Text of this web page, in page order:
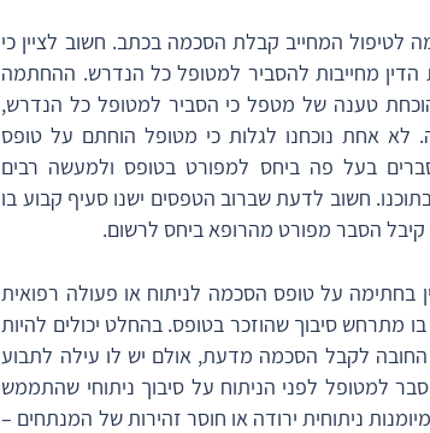
המחייב קבלת הסכמה בכתב. חשוב לציין כי
מחייבות להסביר למטופל כל הנדרש. ההחתמה
טענה של מטפל כי הסביר למטופל כל הנדרש,
לא אחת נוכחנו לגלות כי מטופל הוחתם על טופס
בעל פה ביחס למפורט בטופס ולמעשה רבים
חשוב לדעת שברוב הטפסים ישנו סעיף קבוע בו
הסבר מפורט מהרופא ביחס לרשום.
בחתימה על טופס הסכמה לניתוח או פעולה רפואית
מתרחש סיבוך שהוזכר בטופס. בהחלט יכולים להיות
לקבל הסכמה מדעת, אולם יש לו עילה לתבוע
למטופל לפני הניתוח על סיבוך ניתוחי שהתממש
ניתוחית ירודה או חוסר זהירות של המנתחים –